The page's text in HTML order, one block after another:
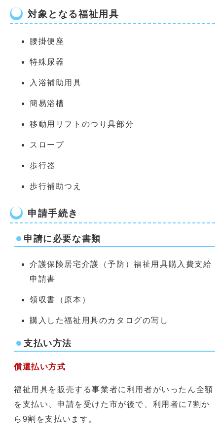
対象となる福祉用具
腰掛便座
特殊尿器
入浴補助用具
簡易浴槽
移動用リフトのつり具部分
スロープ
歩行器
歩行補助つえ
申請手続き
申請に必要な書類
介護保険居宅介護（予防）福祉用具購入費支給
申請書
領収書（原本）
購入した福祉用具のカタログの写し
支払い方法
償還払い方式
福祉用具を販売する事業者に利用者がいったん全額
を支払い、申請を受けた市が後で、利用者に7割か
ら9割を支払います。